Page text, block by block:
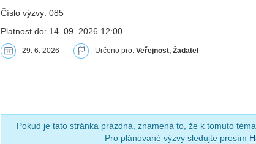
Číslo výzvy: 085
Platnost do: 14. 09. 2026 12:00
29. 6. 2026 Určeno pro:Veřejnost, Žadatel
Pokud je tato stránka prázdná, znamená to, že k tomuto
Pro plánované výzvy sledujte prosím